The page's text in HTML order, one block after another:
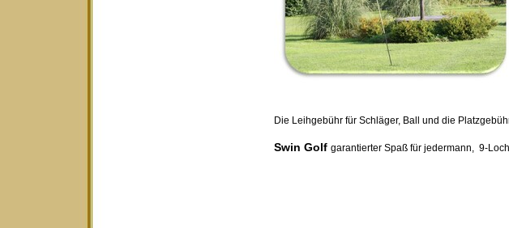
Die Leihgebühr für Schläger, Ball und die
Swin Golf garantierter Spaß für jedermann, 9-